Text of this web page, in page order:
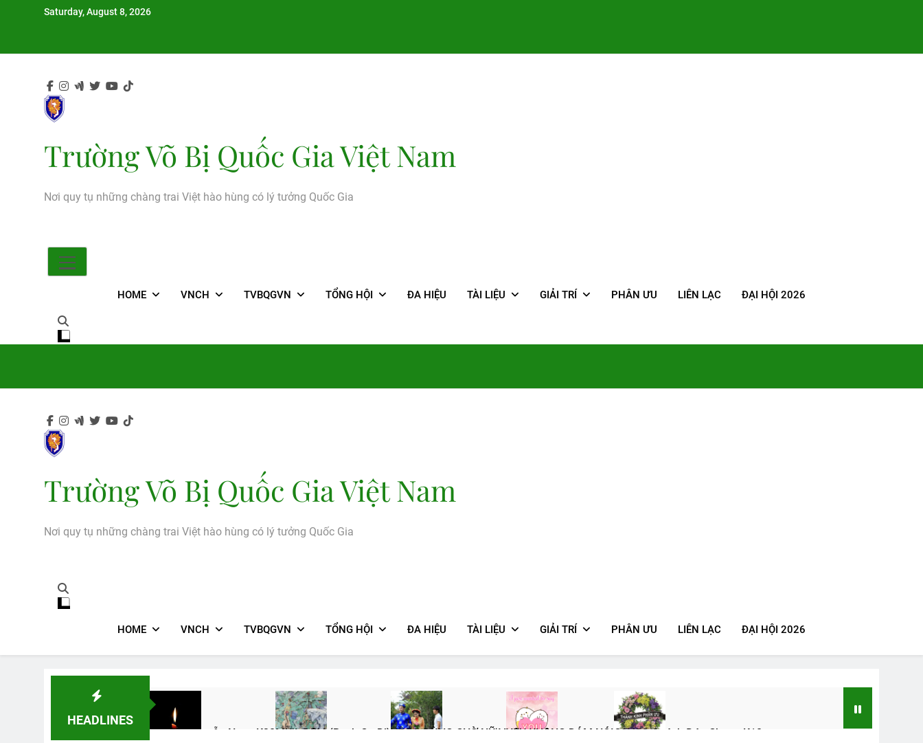
Saturday, August 8, 2026
Trường Võ Bị Quốc Gia Việt Nam
Nơi quy tụ những chàng trai Việt hào hùng có lý tưởng Quốc Gia
HOME VNCH TVBQGVN TỔNG HỘI ĐA HIỆU TÀI LIỆU GIẢI TRÍ PHÂN ƯU LIÊN LẠC ĐẠI HỘI 2026
Trường Võ Bị Quốc Gia Việt Nam
Nơi quy tụ những chàng trai Việt hào hùng có lý tưởng Quốc Gia
HOME VNCH TVBQGVN TỔNG HỘI ĐA HIỆU TÀI LIỆU GIẢI TRÍ PHÂN ƯU LIÊN LẠC ĐẠI HỘI 2026
HEADLINES
CSVSQ Nguyễn Ngọc K30MƯA ĐÊM (Bạch Cư Dị)VỀ ĐI, ĐỪNG CHỜ NỮA!YÊU KHÔNG DÁM NÓI CSVSQ Quách Đức Chung K10